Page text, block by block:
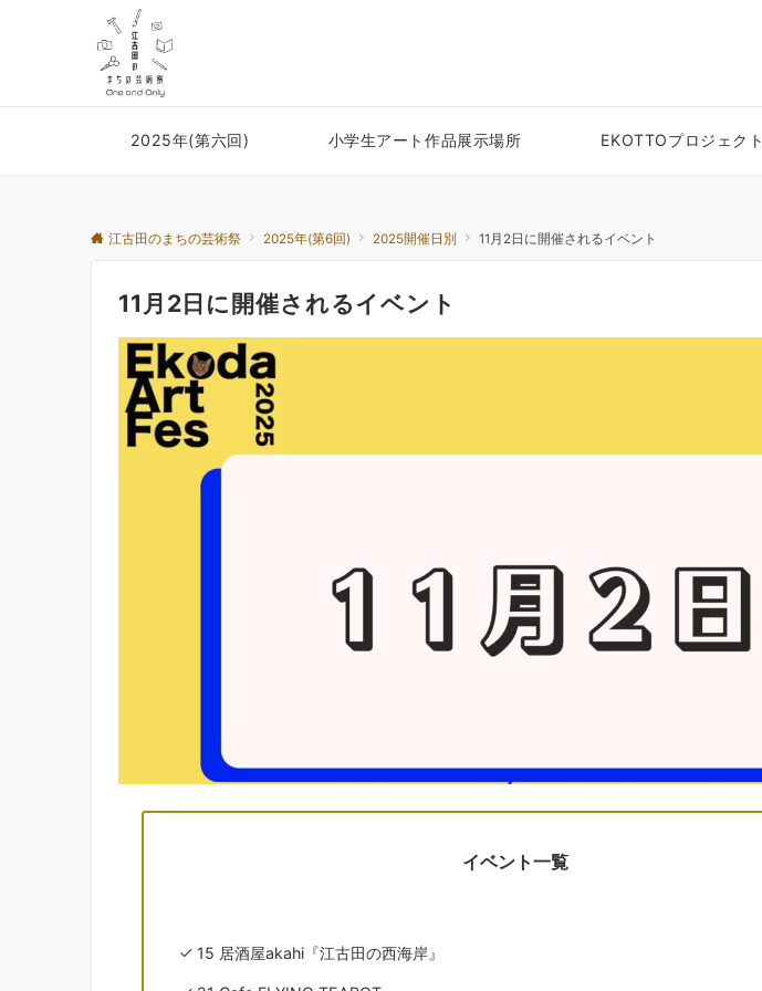
2025年(第六回) 小学生アート作品展示場所 EKOTTOプロジェクト
江古田のまちの芸術祭 2025年(第6回) 2025開催日別 11月2日に開催されるイベント
11月2日に開催されるイベント
イベント一覧
15 居酒屋akahi『江古田の西海岸』